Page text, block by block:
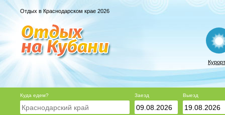
Отдых в Краснодарском крае 2026
Куда едем? Заезд Выезд